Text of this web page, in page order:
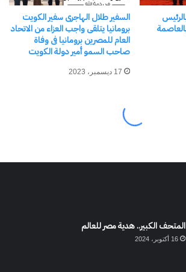
المتحف الكبير.. هدية مصر للعالم
16 أكتوبر، 2024